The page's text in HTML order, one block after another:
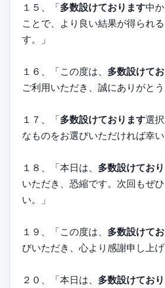
１５、「多数設けております中
ことで、より良い結果が得られ
す。」
１６、「この度は、 多数設けて
ご利用いただき、誠にありがとう
１７、「多数設けております選
なものをお選びいただければ幸い
１８、「本日は、 多数設けてお
いただき、恐縮です。次回もぜ
い。」
１９、「この度は、 多数設けて
びいただき、心より感謝申し上げ
２０、「本日は、 多数設けてお